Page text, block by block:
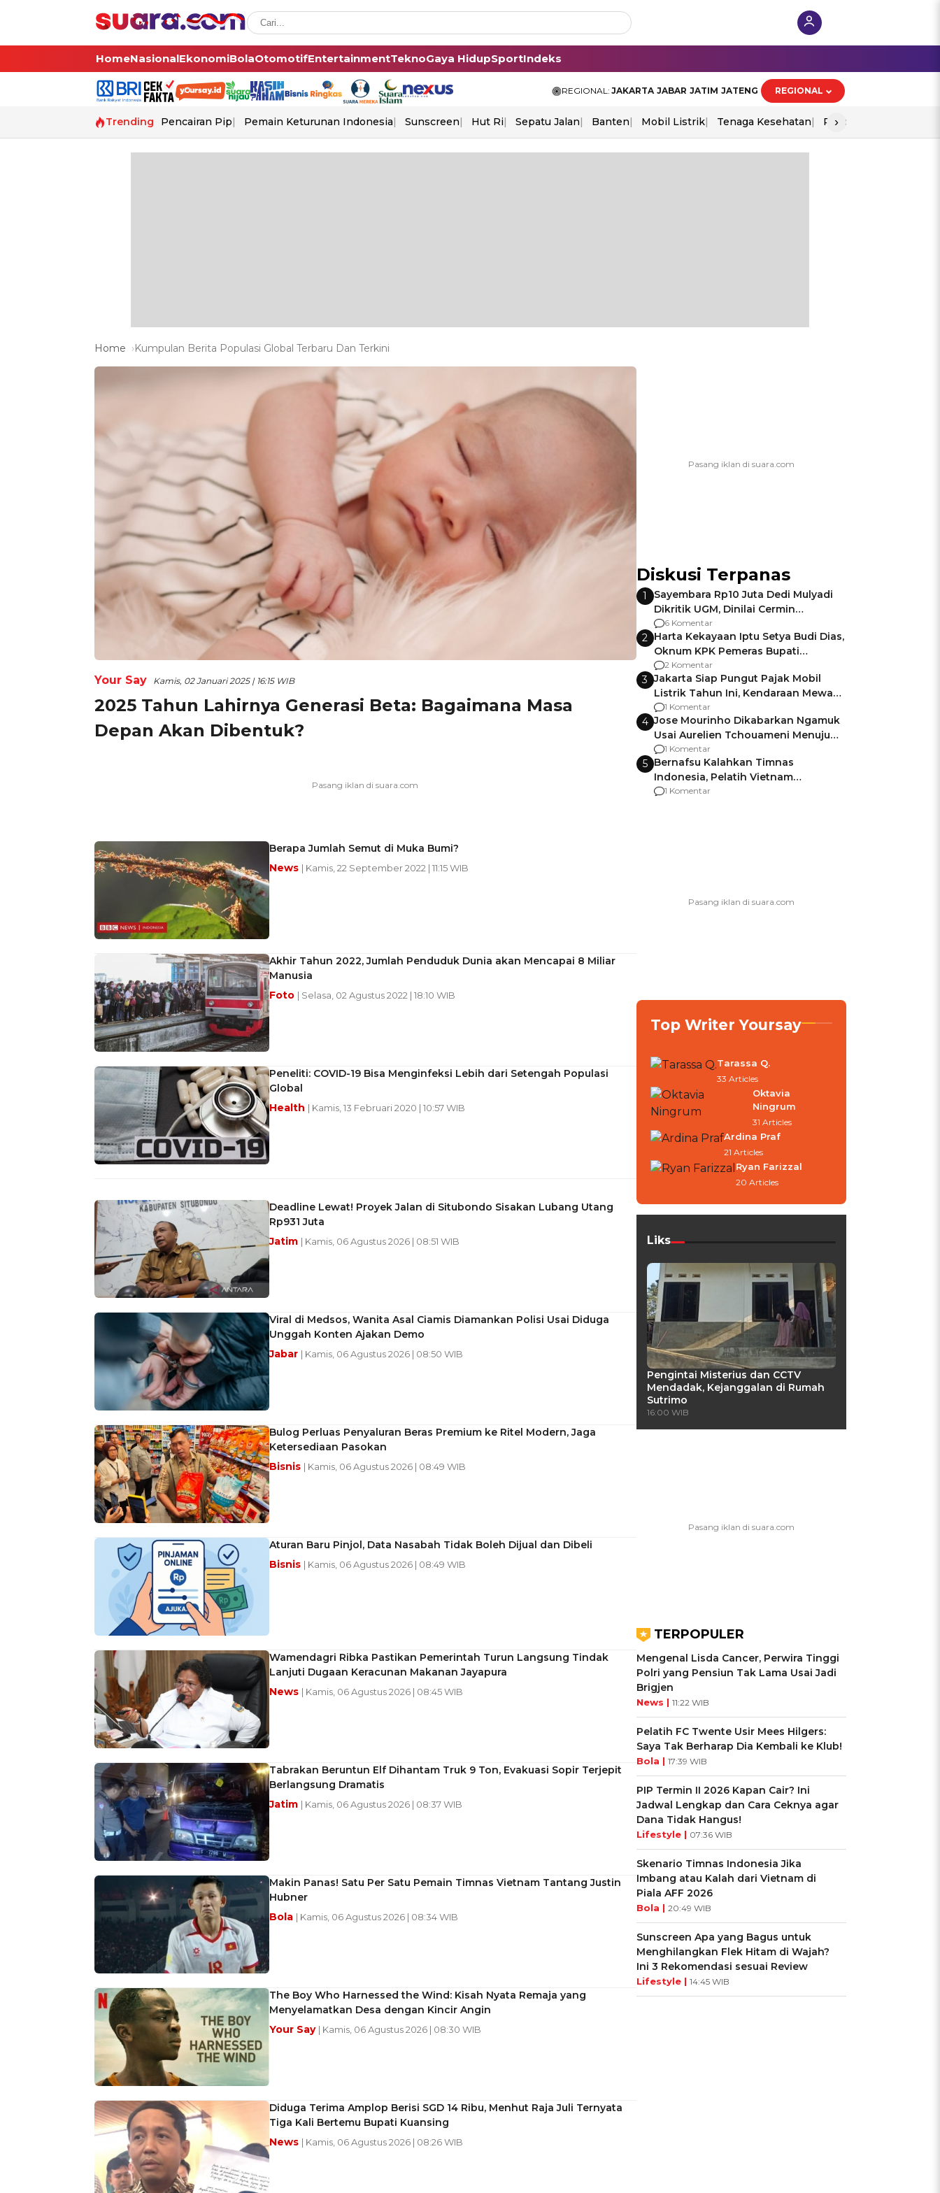
HomeNasionalEkonomiBolaOtomotifEntertainmentTeknoGaya HidupSportIndeks
REGIONAL: JAKARTA JABAR JATIM JATENG REGIONAL
Trending Pencairan Pip Pemain Keturunan Indonesia Sunscreen Hut Ri Sepatu Jalan Banten Mobil Listrik Tenaga Kesehatan Piala Aff 2026
›
Home Kumpulan Berita Populasi Global Terbaru Dan Terkini
Your Say Kamis, 02 Januari 2025 | 16:15 WIB
2025 Tahun Lahirnya Generasi Beta: Bagaimana Masa
Depan Akan Dibentuk?
Berapa Jumlah Semut di Muka Bumi?
News | Kamis, 22 September 2022 | 11:15 WIB
Akhir Tahun 2022, Jumlah Penduduk Dunia akan Mencapai 8 Miliar
Manusia
Foto | Selasa, 02 Agustus 2022 | 18:10 WIB
Peneliti: COVID-19 Bisa Menginfeksi Lebih dari Setengah Populasi
Global
Health | Kamis, 13 Februari 2020 | 10:57 WIB
Deadline Lewat! Proyek Jalan di Situbondo Sisakan Lubang Utang
Rp931 Juta
Jatim | Kamis, 06 Agustus 2026 | 08:51 WIB
Viral di Medsos, Wanita Asal Ciamis Diamankan Polisi Usai Diduga
Unggah Konten Ajakan Demo
Jabar | Kamis, 06 Agustus 2026 | 08:50 WIB
Bulog Perluas Penyaluran Beras Premium ke Ritel Modern, Jaga
Ketersediaan Pasokan
Bisnis | Kamis, 06 Agustus 2026 | 08:49 WIB
Aturan Baru Pinjol, Data Nasabah Tidak Boleh Dijual dan Dibeli
Bisnis | Kamis, 06 Agustus 2026 | 08:49 WIB
Wamendagri Ribka Pastikan Pemerintah Turun Langsung Tindak
Lanjuti Dugaan Keracunan Makanan Jayapura
News | Kamis, 06 Agustus 2026 | 08:45 WIB
Tabrakan Beruntun Elf Dihantam Truk 9 Ton, Evakuasi Sopir Terjepit
Berlangsung Dramatis
Jatim | Kamis, 06 Agustus 2026 | 08:37 WIB
Makin Panas! Satu Per Satu Pemain Timnas Vietnam Tantang Justin
Hubner
Bola | Kamis, 06 Agustus 2026 | 08:34 WIB
The Boy Who Harnessed the Wind: Kisah Nyata Remaja yang
Menyelamatkan Desa dengan Kincir Angin
Your Say | Kamis, 06 Agustus 2026 | 08:30 WIB
Diduga Terima Amplop Berisi SGD 14 Ribu, Menhut Raja Juli Ternyata
Tiga Kali Bertemu Bupati Kuansing
News | Kamis, 06 Agustus 2026 | 08:26 WIB
Diskusi Terpanas
1
Sayembara Rp10 Juta Dedi Mulyadi
Dikritik UGM, Dinilai Cermin
Gagalnya Negara Jamin Keamanan
6 Komentar
2 Harta Kekayaan Iptu Setya Budi Dias,
Oknum KPK Pemeras Bupati
Pemalang
2 Komentar
3 Jakarta Siap Pungut Pajak Mobil
Listrik Tahun Ini, Kendaraan Mewah
Kena hingga 75% PKB
1 Komentar
4 Jose Mourinho Dikabarkan Ngamuk
Usai Aurelien Tchouameni Menuju
Manchester United
1 Komentar
5 Bernafsu Kalahkan Timnas
Indonesia, Pelatih Vietnam
Berencana Pakai Jimat di Pakansari
1 Komentar
Top Writer Yoursay
Tarassa Q.
33 Articles
Oktavia
Ningrum
31 Articles
Ardina Praf
21 Articles
Ryan Farizzal
20 Articles
Liks
Pengintai Misterius dan CCTV
Mendadak, Kejanggalan di Rumah
Sutrimo
16:00 WIB
TERPOPULER
Mengenal Lisda Cancer, Perwira Tinggi
Polri yang Pensiun Tak Lama Usai Jadi
Brigjen
News | 11:22 WIB
Pelatih FC Twente Usir Mees Hilgers:
Saya Tak Berharap Dia Kembali ke Klub!
Bola | 17:39 WIB
PIP Termin II 2026 Kapan Cair? Ini
Jadwal Lengkap dan Cara Ceknya agar
Dana Tidak Hangus!
Lifestyle | 07:36 WIB
Skenario Timnas Indonesia Jika
Imbang atau Kalah dari Vietnam di
Piala AFF 2026
Bola | 20:49 WIB
Sunscreen Apa yang Bagus untuk
Menghilangkan Flek Hitam di Wajah?
Ini 3 Rekomendasi sesuai Review
Lifestyle | 14:45 WIB